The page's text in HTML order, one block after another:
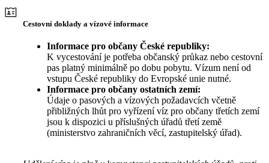
Cestovní doklady a vízové informace
Informace pro občany České republiky:
K vycestování je potřeba občanský průkaz nebo cestovní
pas platný minimálně po dobu pobytu. Vízum není od
vstupu České republiky do Evropské unie nutné.
Informace pro občany ostatních zemí:
Údaje o pasových a vízových požadavcích včetně
přibližných lhůt pro vyřízení víz pro občany třetích zemí
jsou k dispozici u příslušných úřadů třetí země
(ministerstvo zahraničních věcí, zastupitelský úřad).